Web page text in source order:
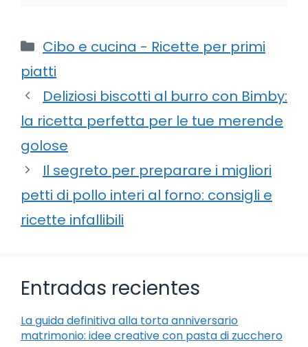
Categorie
Cibo e cucina - Ricette per primi
piatti
Deliziosi biscotti al burro con Bimby:
la ricetta perfetta per le tue merende
golose
Il segreto per preparare i migliori
petti di pollo interi al forno: consigli e
ricette infallibili
Entradas recientes
La guida definitiva alla torta anniversario
matrimonio: idee creative con pasta di zucchero